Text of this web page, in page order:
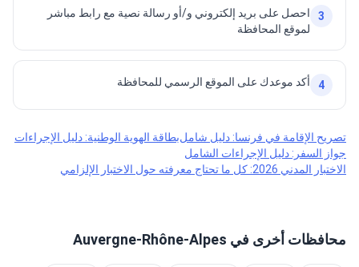
3
احصل على بريد إلكتروني و/أو رسالة نصية مع رابط مباشر
لموقع المحافظة
4 أكد موعدك على الموقع الرسمي للمحافظة
تصريح الإقامة في فرنسا: دليل شاملبطاقة الهوية الوطنية: دليل الإجراءات
جواز السفر: دليل الإجراءات الشامل
الاختبار المدني 2026: كل ما تحتاج معرفته حول الاختبار الإلزامي
محافظات أخرى في Auvergne-Rhône-Alpes